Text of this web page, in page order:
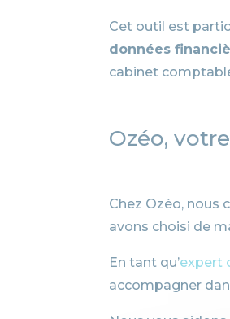
Cet outil est
données
cabinet
Ozéo,
Chez Ozéo, nous
avons choisi de
En tant qu’expert
accompagner